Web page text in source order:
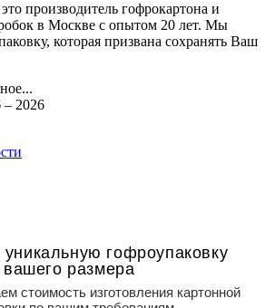
производитель гофрокартона и
в Москве с опытом 20 лет. Мы
которая призвана сохранять Ваш
– 2026
уникальную гофроупаковку
вашего размера
стоимость изготовления картонной